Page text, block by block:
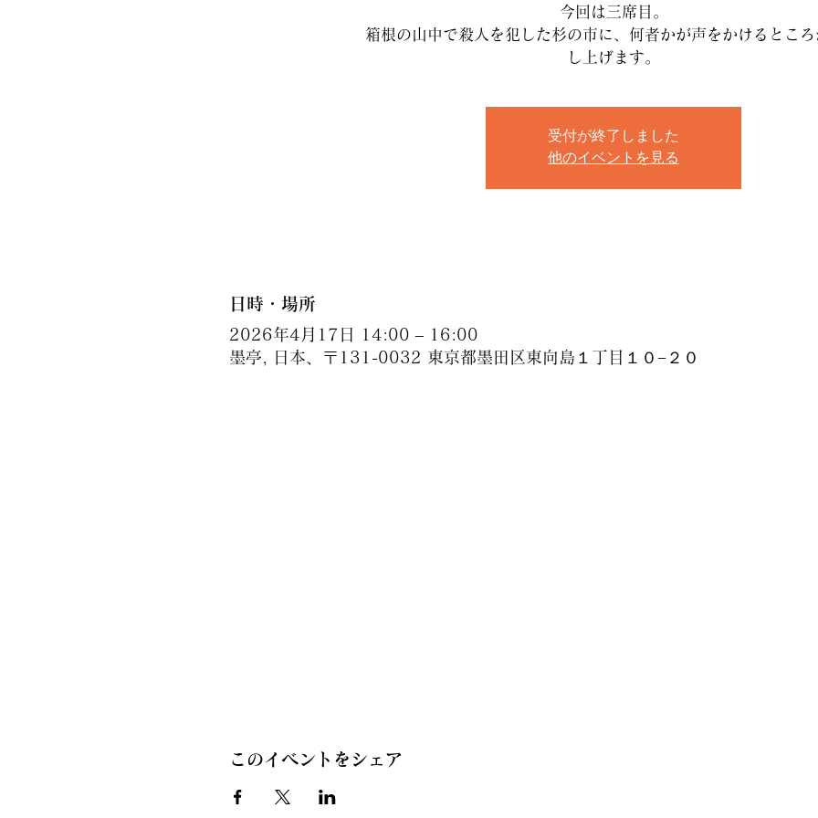
今回は三席目。
箱根の山中で殺人を犯した杉の市に、何者かが声をかけるとこ
し上げます。
受付が終了しました
他のイベントを見る
日時・場所
2026年4月17日 14:00 – 16:00
墨亭, 日本、〒131-0032 東京都墨田区東向島１丁目１０−２０
このイベントをシェア